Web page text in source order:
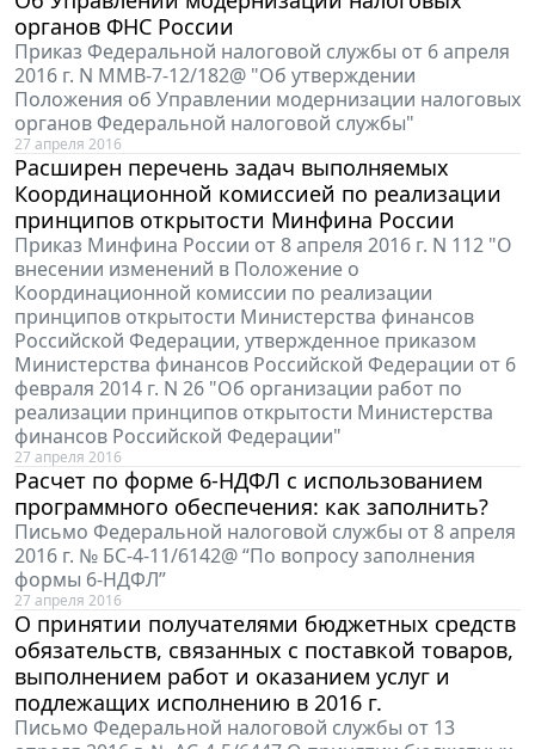
органов ФНС России
Приказ Федеральной налоговой службы от 6 апреля
2016 г. N ММВ-7-12/182@ "Об утверждении
Положения об Управлении модернизации налоговых
органов Федеральной налоговой службы"
27 апреля 2016
Расширен перечень задач выполняемых
Координационной комиссией по реализации
принципов открытости Минфина России
Приказ Минфина России от 8 апреля 2016 г. N 112 "О
внесении изменений в Положение о
Координационной комиссии по реализации
принципов открытости Министерства финансов
Российской Федерации, утвержденное приказом
Министерства финансов Российской Федерации от 6
февраля 2014 г. N 26 "Об организации работ по
реализации принципов открытости Министерства
финансов Российской Федерации"
27 апреля 2016
Расчет по форме 6-НДФЛ с использованием
программного обеспечения: как заполнить?
Письмо Федеральной налоговой службы от 8 апреля
2016 г. № БС-4-11/6142@ “По вопросу заполнения
формы 6-НДФЛ”
27 апреля 2016
О принятии получателями бюджетных средств
обязательств, связанных с поставкой товаров,
выполнением работ и оказанием услуг и
подлежащих исполнению в 2016 г.
Письмо Федеральной налоговой службы от 13